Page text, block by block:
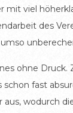
viel
des
ohne Druck.
fast
wodurch